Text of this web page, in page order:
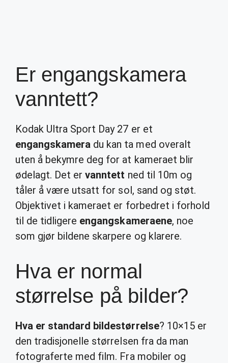
Er engangskamera
vanntett?
Kodak Ultra Sport Day 27 er et
engangskamera du kan ta med overalt
uten å bekymre deg for at kameraet blir
ødelagt. Det ervanntett ned til 10m og
tåler å være utsatt for sol, sand og støt.
Objektivet i kameraet er forbedret i forhold
til de tidligere engangskameraene, noe
som gjør bildene skarpere og klarere.
Hva er normal
størrelse på bilder?
Hva er standard bildestørrelse? 10×15 er
den tradisjonelle størrelsen fra da man
fotograferte med film. Fra mobiler og